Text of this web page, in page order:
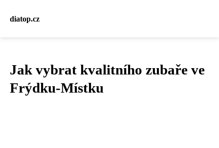
diatop.cz
Jak vybrat kvalitního zubaře ve
Frýdku-Místku